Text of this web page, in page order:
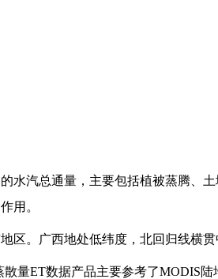
水汽总通量，主要包括植被蒸腾、
用。
区。广西地处低纬度，北回归线横
散量ET数据产品主要参考了MODIS